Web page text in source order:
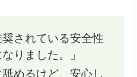
奨されている安全性
りました。」
舐めるけど、安心し